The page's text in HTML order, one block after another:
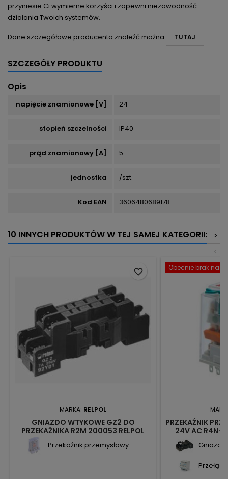
przyniesie Ci wymierne korzyści i zapewni niezawodność
działania Twoich systemów.
Dane szczegółowe producenta znaleźć można
TUTAJ
SZCZEGÓŁY PRODUKTU
Opis
napięcie znamionowe [V] 24
stopień szczelności IP40
prąd znamionowy [A] 5
jednostka /szt.
Kod EAN 3606480689178
10 INNYCH PRODUKTÓW W TEJ SAMEJ KATEGORII:
>
<
MARKA: RELPOL
GNIAZDO WTYKOWE GZ2 DO
PRZEKAŹNIKA R2M 200053 RELPOL
Przekaźnik przemysłowy...
favorite_border Obecnie brak na
PRZEKAŹNIK
24V AC
Gniazdo